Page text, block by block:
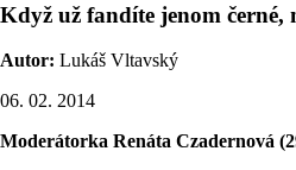
Když už fandíte jenom černé,
Autor: Lukáš Vltavský
06. 02. 2014
Moderátorka Renáta Czadernová